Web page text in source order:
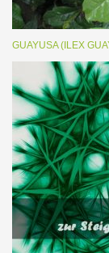
GUAYUSA (ILEX